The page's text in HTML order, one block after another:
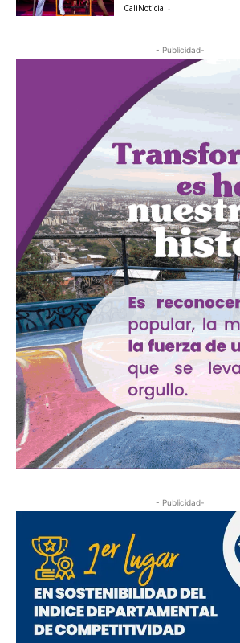
CaliNoticia -
- Publicidad-
- Publicidad-